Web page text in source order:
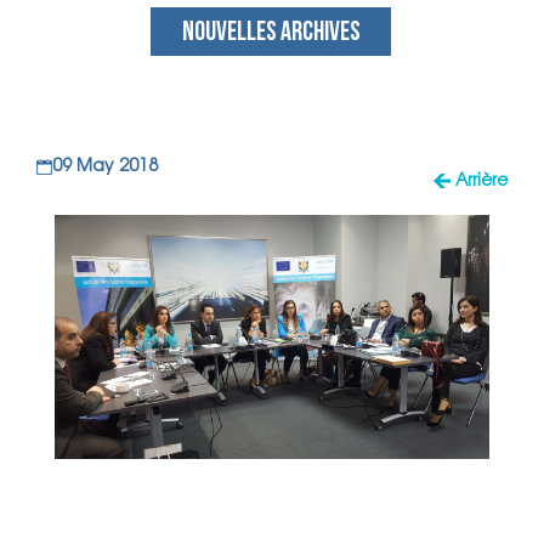
NOUVELLES ARCHIVES
Arrière
09 May 2018